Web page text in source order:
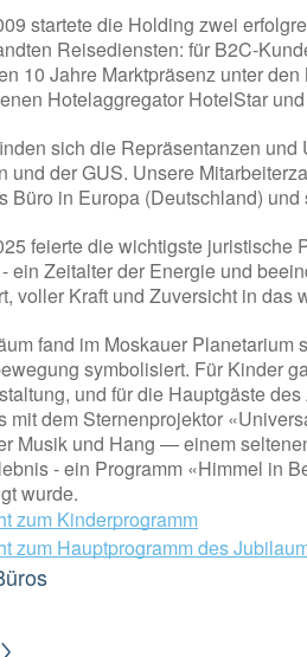
startete die Holding zwei
Reisediensten: für B2C-
10 Jahre Marktpräsenz unter
Hotelaggregator HotelStar
sich die Repräsentanzen
und der GUS. Unsere
Büro in Europa (Deutschland)
feierte die wichtigste
ein Zeitalter der Energie und
voller Kraft und Zuversicht in das
fand im Moskauer Planetarium
symbolisiert. Für Kinder
und für die Hauptgäste
mit dem Sternenprojektor
Musik und Hang — einem
- ein Programm «Himmel in
wurde.
zum Kinderprogramm
zum Hauptprogramm des